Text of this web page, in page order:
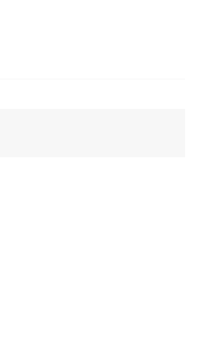
、コーディネートにさり気
る場合があります。ま
若干製品と画像のカラー